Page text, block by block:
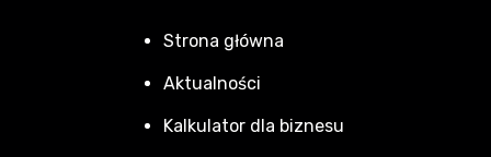
Strona główna
Aktualności
Kalkulator dla biznesu